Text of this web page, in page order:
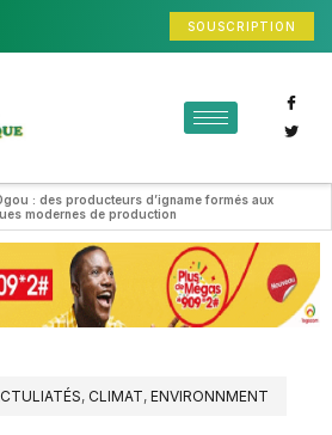
SOUSCRIPTION
: des producteurs d’igname formés aux
modernes de production
, CLIMAT, ENVIRONNMENT